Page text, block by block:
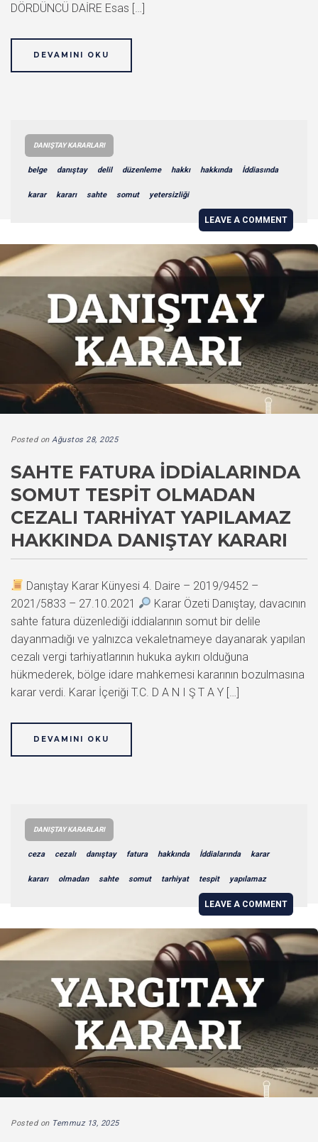
DÖRDÜNCÜ DAİRE Esas […]
DEVAMINI OKU
DANIŞTAY KARARLARI
belge danıştay delil düzenleme hakkı hakkında İddiasında
karar kararı sahte somut yetersizliği
LEAVE A COMMENT
Posted on Ağustos 28, 2025
SAHTE FATURA İDDIALARINDA
SOMUT TESPIT OLMADAN
CEZALI TARHIYAT YAPILAMAZ
HAKKINDA DANIŞTAY KARARI
Danıştay Karar Künyesi 4. Daire – 2019/9452 –
2021/5833 – 27.10.2021
Karar Özeti Danıştay, davacının
sahte fatura düzenlediği iddialarının somut bir delile
dayanmadığı ve yalnızca vekaletnameye dayanarak yapılan
cezalı vergi tarhiyatlarının hukuka aykırı olduğuna
hükmederek, bölge idare mahkemesi kararının bozulmasına
karar verdi. Karar İçeriği T.C. D A N I Ş T A Y […]
DEVAMINI OKU
DANIŞTAY KARARLARI
ceza cezalı danıştay fatura hakkında İddialarında karar
kararı olmadan sahte somut tarhiyat tespit yapılamaz
LEAVE A COMMENT
Posted on Temmuz 13, 2025